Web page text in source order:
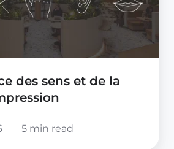
des sens et de la
5 min read